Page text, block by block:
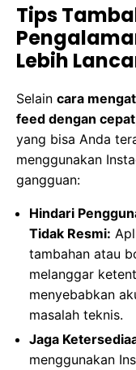
Tips
Lebih
Selain cara
feed dengan cepat
yang bisa Anda
menggunakan
gangguan:
Hindari
Tidak Resmi:
tambahan atau
melanggar
menyebabkan
masalah teknis.
Jaga
menggunakan